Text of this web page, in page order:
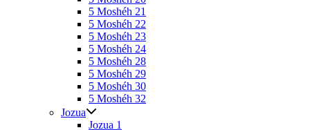
5 Moshéh 21
5 Moshéh 22
5 Moshéh 23
5 Moshéh 24
5 Moshéh 28
5 Moshéh 29
5 Moshéh 30
5 Moshéh 32
Jozua
Jozua 1